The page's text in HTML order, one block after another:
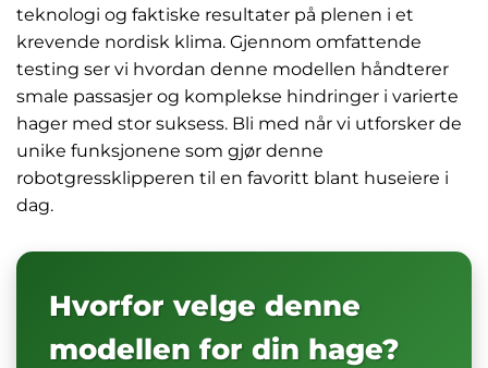
teknologi og faktiske resultater på plenen i et
krevende nordisk klima. Gjennom omfattende
testing ser vi hvordan denne modellen håndterer
smale passasjer og komplekse hindringer i varierte
hager med stor suksess. Bli med når vi utforsker de
unike funksjonene som gjør denne
robotgressklipperen til en favoritt blant huseiere i
dag.
Hvorfor velge denne
modellen for din hage?